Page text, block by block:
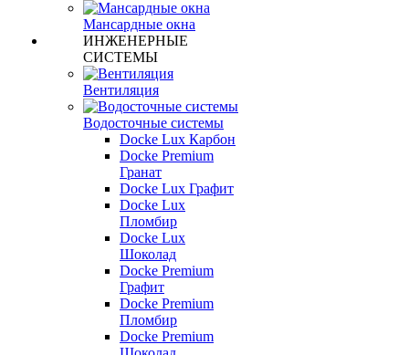
Мансардные окна
ИНЖЕНЕРНЫЕ
СИСТЕМЫ
Вентиляция
Водосточные системы
Docke Lux Карбон
Docke Premium
Гранат
Docke Lux Графит
Docke Lux
Пломбир
Docke Lux
Шоколад
Docke Premium
Графит
Docke Premium
Пломбир
Docke Premium